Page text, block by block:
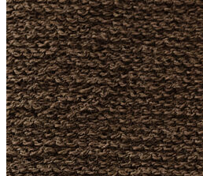
Atlet
Tayt
Tulum
Bluz
Eşofman Altı
Şort
Yelek
Yağmurluk
Erkek
Ceket
Kaban
Kazak